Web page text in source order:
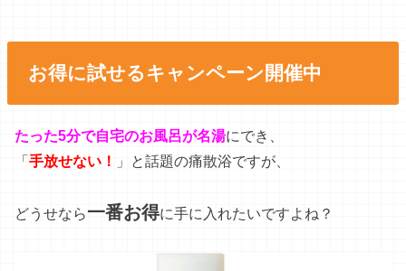
お得に試せるキャンペーン開催中
たった5分で自宅のお風呂が名湯にでき、
「手放せない！ 」と話題の痛散浴ですが、
どうせなら一番お得に手に入れたいですよね？